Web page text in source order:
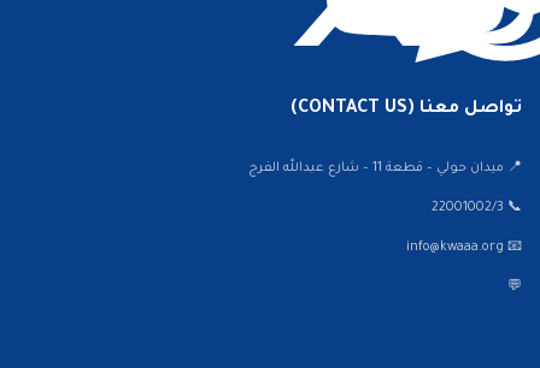
تواصل معنا (CONTACT US)
📍 ميدان حولي – قطعة 11 – شارع عبدالله الفرج
📞 22001002/3
📧 info@kwaaa.org
💬